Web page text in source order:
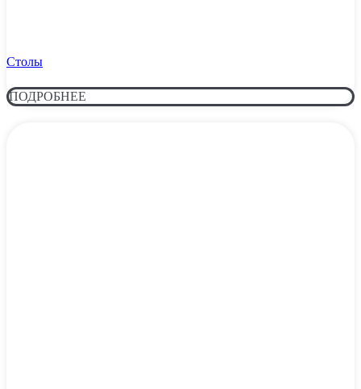
Столы
ПОДРОБНЕЕ